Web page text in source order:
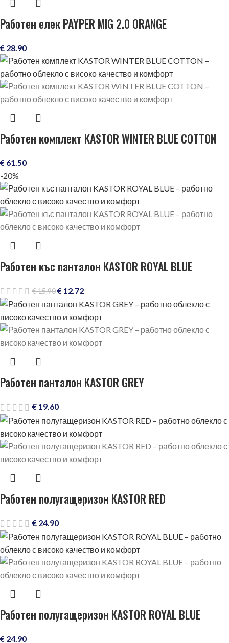
Работен елек PAYPER MIG 2.0 ORANGE
€ 28.90
Работен комплект KASTOR WINTER BLUE COTTON
€ 61.50
-20%
Работен къс панталон KASTOR ROYAL BLUE
€15.90€ 12.72
Работен панталон KASTOR GREY
€ 19.60
Работен полугащеризон KASTOR RED
€ 24.90
Работен полугащеризон KASTOR ROYAL BLUE
€ 24.90